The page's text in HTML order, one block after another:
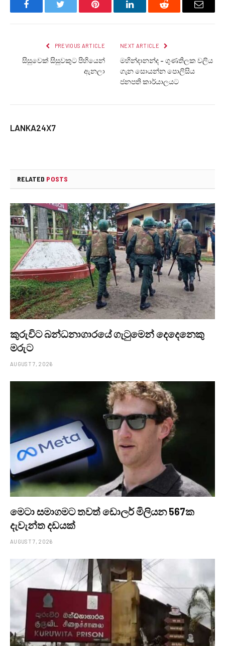
FacebookTwitter Pinterest LinkedInReddit Email
PREVIOUS ARTICLE
සිසුවෙක් සිසුවකුට පිහියෙන්
ඇනලා
NEXT ARTICLE
මහින්දානන්ද – ගුණතිලක වලිය
ගැන සොයන්න පොලිසිය
ජනපති කාර්යාලයට
LANKA24X7
RELATED POSTS
කුරුවිට බන්ධනාගාරයේ ගැටුමෙන් දෙදෙනෙකු
මරුට
AUGUST 7, 2026
මෙටා සමාගමට තවත් ඩොලර් මිලියන 567ක
දැවැන්ත දඩයක්
AUGUST 7, 2026